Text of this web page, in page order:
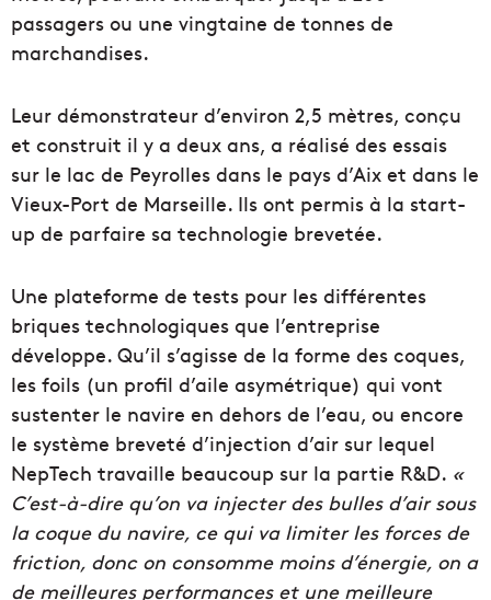
passagers ou une vingtaine de tonnes de
marchandises.
Leur démonstrateur d’environ 2,5 mètres, conçu
et construit il y a deux ans, a réalisé des essais
sur le lac de Peyrolles dans le pays d’Aix et dans le
Vieux-Port de Marseille. Ils ont permis à la start-
up de parfaire sa technologie brevetée.
Une plateforme de tests pour les différentes
briques technologiques que l’entreprise
développe. Qu’il s’agisse de la forme des coques,
les foils (un profil d’aile asymétrique) qui vont
sustenter le navire en dehors de l’eau, ou encore
le système breveté d’injection d’air sur lequel
NepTech travaille beaucoup sur la partie R&D. «
C’est-à-dire qu’on va injecter des bulles d’air sous
la coque du navire, ce qui va limiter les forces de
friction, donc on consomme moins d’énergie, on a
de meilleures performances et une meilleure